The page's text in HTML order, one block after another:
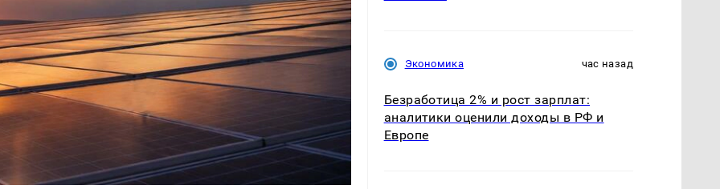
Экономика час назад
Безработица 2% и рост зарплат:
аналитики оценили доходы в РФ и
Европе